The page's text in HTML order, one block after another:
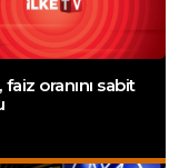
faiz oranını sabit